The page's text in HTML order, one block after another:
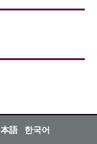
本語 한국어